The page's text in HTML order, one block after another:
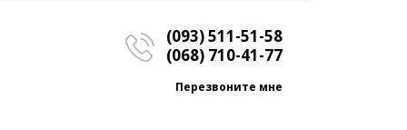
(093) 511-51-58
(068) 710-41-77
Перезвоните мне